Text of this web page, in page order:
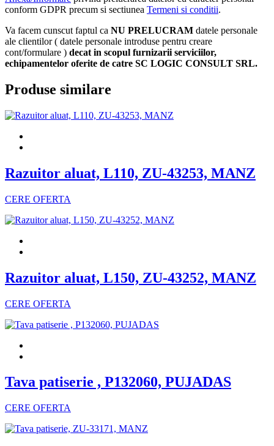
conform GDPR precum si sectiunea Termeni si conditii.
Va facem cunscut faptul ca NU PRELUCRAM datele personale
ale clientilor ( datele personale introduse pentru creare
cont/formulare ) decat in scopul furnizarii serviciilor,
echipamentelor oferite de catre SC LOGIC CONSULT SRL.
Produse similare
Razuitor aluat, L110, ZU-43253, MANZ
CERE OFERTA
Razuitor aluat, L150, ZU-43252, MANZ
CERE OFERTA
Tava patiserie , P132060, PUJADAS
CERE OFERTA